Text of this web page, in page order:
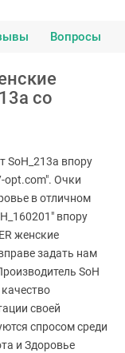
Вопросы
со
SoH_213a впору
opt.com". Очки
в отличном
впору
женские
задать нам
SoH
своей
спросом среди
и Здоровье